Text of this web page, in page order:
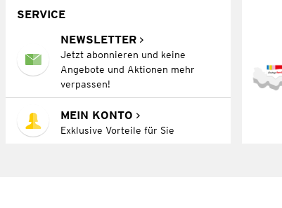
SERVICE
NEWSLETTER
Jetzt abonnieren und keine
Angebote und Aktionen mehr
verpassen!
MEIN KONTO
Exklusive Vorteile für Sie